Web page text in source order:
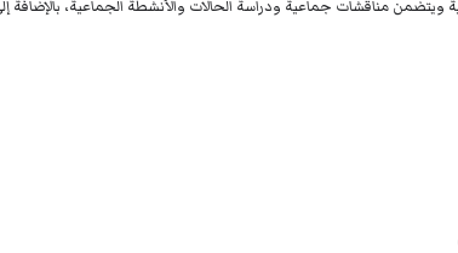
ويتضمن مناقشات جماعية ودراسة الحالات والأنشطة الجماعية،